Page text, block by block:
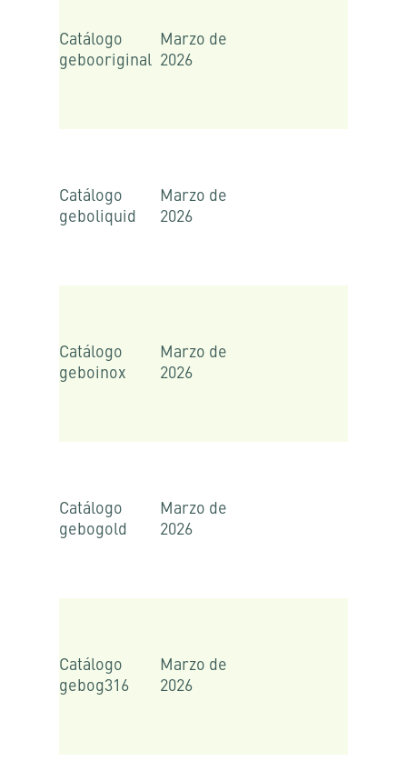
Catálogo
gebooriginal
Marzo de
2026
Catálogo
geboliquid
Marzo de
2026
Catálogo
geboinox
Marzo de
2026
Catálogo
gebogold
Marzo de
2026
Catálogo
gebog316
Marzo de
2026